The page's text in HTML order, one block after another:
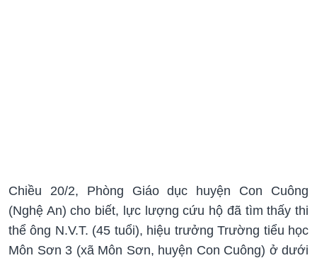
Chiều 20/2, Phòng Giáo dục huyện Con Cuông
(Nghệ An) cho biết, lực lượng cứu hộ đã tìm thấy thi
thể ông N.V.T. (45 tuổi), hiệu trưởng Trường tiểu học
Môn Sơn 3 (xã Môn Sơn, huyện Con Cuông) ở dưới